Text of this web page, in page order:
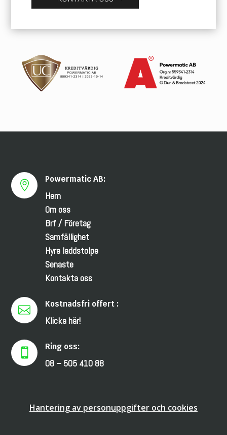
 Powermatic AB:
Hem
Om oss
Brf / Företag
Samfällighet
Hyra laddstolpe
Senaste
Kontakta oss
 Kostnadsfri offert :
Klicka här!
 Ring oss:
08 – 505 410 88
Hantering av personuppgifter och cookies